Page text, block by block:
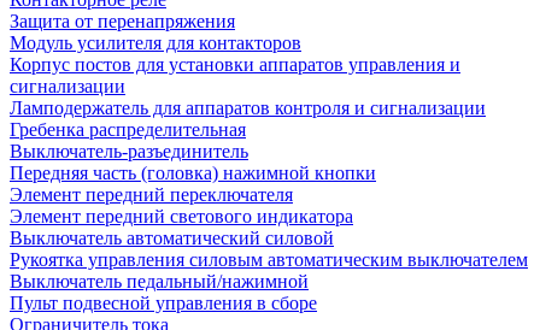
Защита от перенапряжения
Модуль усилителя для контакторов
Корпус постов для установки аппаратов управления и
сигнализации
Ламподержатель для аппаратов контроля и сигнализации
Гребенка распределительная
Выключатель-разъединитель
Передняя часть (головка) нажимной кнопки
Элемент передний переключателя
Элемент передний светового индикатора
Выключатель автоматический силовой
Рукоятка управления силовым автоматическим выключателем
Выключатель педальный/нажимной
Пульт подвесной управления в сборе
Ограничитель тока